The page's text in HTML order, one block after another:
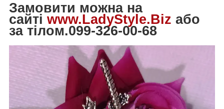
Замовити можна на
сайті www.LadyStyle.Biz або
за тілом.099-326-00-68